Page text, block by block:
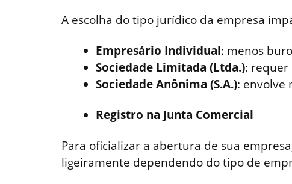
A escolha do tipo jurídico da empresa
Empresário Individual: menos
Sociedade Limitada (Ltda.): requer
Sociedade Anônima (S.A.): envolve
Registro na Junta Comercial
Para oficializar a abertura de sua
ligeiramente dependendo do tipo de